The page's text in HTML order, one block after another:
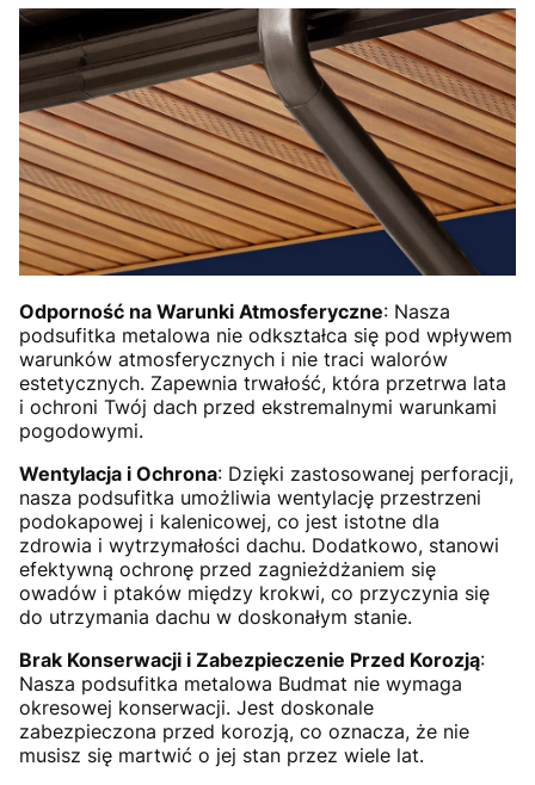
Odporność na Warunki Atmosferyczne: Nasza
podsufitka metalowa nie odkształca się pod wpływem
warunków atmosferycznych i nie traci walorów
estetycznych. Zapewnia trwałość, która przetrwa lata
i ochroni Twój dach przed ekstremalnymi warunkami
pogodowymi.
Wentylacja i Ochrona: Dzięki zastosowanej perforacji,
nasza podsufitka umożliwia wentylację przestrzeni
podokapowej i kalenicowej, co jest istotne dla
zdrowia i wytrzymałości dachu. Dodatkowo, stanowi
efektywną ochronę przed zagnieżdżaniem się
owadów i ptaków między krokwi, co przyczynia się
do utrzymania dachu w doskonałym stanie.
Brak Konserwacji i Zabezpieczenie Przed Korozją:
Nasza podsufitka metalowa Budmat nie wymaga
okresowej konserwacji. Jest doskonale
zabezpieczona przed korozją, co oznacza, że nie
musisz się martwić o jej stan przez wiele lat.